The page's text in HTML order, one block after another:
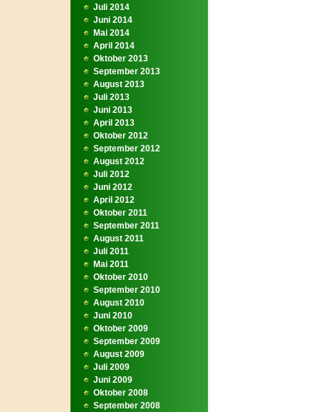
Juli 2014
Juni 2014
Mai 2014
April 2014
Oktober 2013
September 2013
August 2013
Juli 2013
Juni 2013
April 2013
Oktober 2012
September 2012
August 2012
Juli 2012
Juni 2012
April 2012
Oktober 2011
September 2011
August 2011
Juli 2011
Mai 2011
Oktober 2010
September 2010
August 2010
Juni 2010
Oktober 2009
September 2009
August 2009
Juli 2009
Juni 2009
Oktober 2008
September 2008